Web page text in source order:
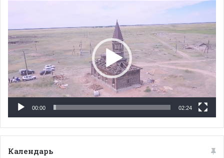
00:00 02:24
Календарь